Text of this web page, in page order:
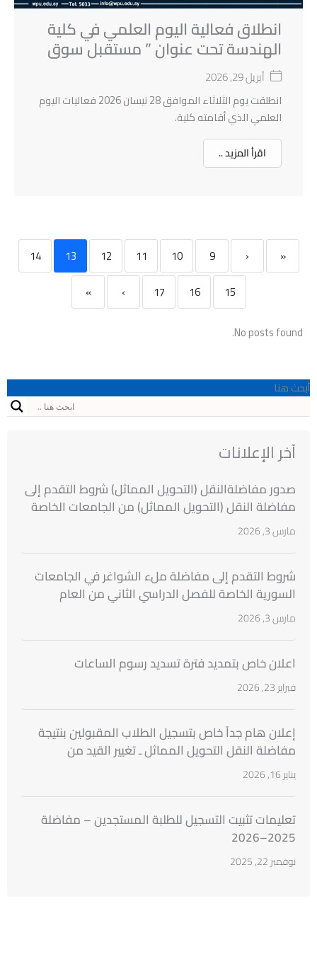
انطلاق فعالية اليوم العلمي في كلية
الهندسة تحت عنوان ” مستقبل سوق
العمل لمهندسي المعلوماتية “
أبريل 29, 2026
انطلقت يوم الثلاثاء الموافق 28 نيسان 2026 فعاليات اليوم
العلمي الذي أقامته كلية.
اقرأ المزيد ..
«
‹
9
10
11
12
13
14
15
16
17
›
»
No posts found.
أبحث هنا
آخر الإعلانات
صدور مفاضلةالنقل (التحويل المماثل) شروط التقدم إلى
مفاضلة النقل (التحويل المماثل) من الجامعات الخاصة
السورية إلى الجامعات الخاصة السورية للطلاب
المقبولين بنتائج مفاضلة القبول الجامعي للعام
الدراسي 2025/2026
مارس 3, 2026
شروط التقدم إلى مفاضلة ملء الشواغر في الجامعات
السورية الخاصة للفصل الدراسي الثاني من العام
الدراسي 2025 ــ 2026
مارس 3, 2026
اعلان خاص بتمديد فترة تسديد رسوم الساعات
فبراير 23, 2026
إعلان هام جداً خاص بتسجيل الطلاب المقبولين بنتيجة
مفاضلة النقل التحويل المماثل ـ تغيير القيد من
الجامعات السورية
يناير 16, 2026
تعليمات تثبيت التسجيل للطلبة المستجدين – مفاضلة
2025–2026
نوفمبر 22, 2025